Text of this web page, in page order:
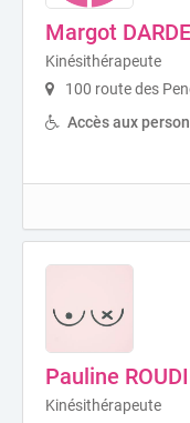
Margot
Kinésithérapeute
100 route des
Accès aux
Pauline
Kinésithérapeute